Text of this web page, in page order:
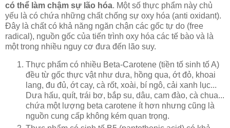
có thể làm chậm sự lão hóa. Một số thực phẩm này chủ
yếu là có chứa những chất chống sự oxy hóa (anti oxidant).
Đây là chất có khả năng ngăn chận các gốc tự do (free
radical), nguồn gốc của tiến trình oxy hóa các tế bào và là
một trong nhiều nguy cơ đưa đến lão suy.
Thực phẩm có nhiều Beta-Carotene (tiền tố sinh tố A)
đều từ gốc thực vật như dưa, hồng qua, ớt đỏ, khoai
lang, đu đủ, ớt cay, cà rốt, xoài, bí ngô, cải xanh lục...
Dưa hấu, quít, trái bơ, bắp su, dâu, cam đào, cà chua...
chứa một lượng beta carotene ít hơn nhưng cũng là
nguồn cung cấp không kém quan trọng.